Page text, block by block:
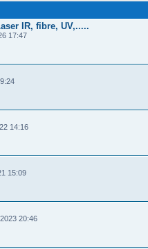
IR, fibre, UV,.....
17:47
14:16
15:09
20:46